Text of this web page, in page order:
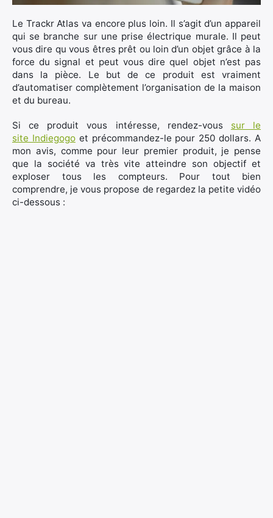
Le Trackr Atlas va encore plus loin. Il s’agit d’un appareil
qui se branche sur une prise électrique murale. Il peut
vous dire qu vous êtres prêt ou loin d’un objet grâce à la
force du signal et peut vous dire quel objet n’est pas
dans la pièce. Le but de ce produit est vraiment
d’automatiser complètement l’organisation de la maison
et du bureau.
Si ce produit vous intéresse, rendez-vous sur le
site Indiegogoet précommandez-le pour 250 dollars. A
mon avis, comme pour leur premier produit, je pense
que la société va très vite atteindre son objectif et
exploser tous les compteurs. Pour tout bien
comprendre, je vous propose de regardez la petite vidéo
ci-dessous :